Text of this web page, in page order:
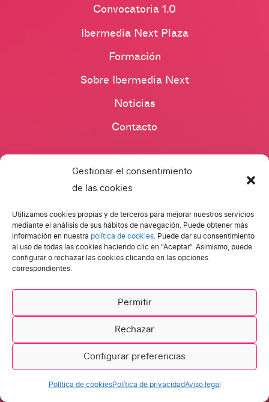
Gestionar el consentimiento
de las cookies
Utilizamos cookies propias y de terceros para mejorar nuestros servicios
mediante el análisis de sus hábitos de navegación. Puede obtener más
información en nuestra política de cookies . Puede dar su consentimiento
al uso de todas las cookies haciendo clic en “Aceptar”. Asimismo, puede
configurar o rechazar las cookies clicando en las opciones
correspondientes.
Permitir
Rechazar
Configurar preferencias
Política de cookiesPolítica de privacidadAviso legal
Convocatoria 1.0
Ibermedia Next Plaza
Formación
Sobre Ibermedia Next
Noticias
Contacto
Ibermedia Next. Todos los derechos reservados.
Política de privacidad